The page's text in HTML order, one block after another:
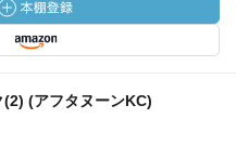
(アフタヌーンKC)